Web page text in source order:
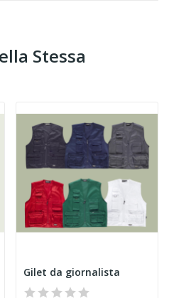
Stessa
Gilet da giornalista